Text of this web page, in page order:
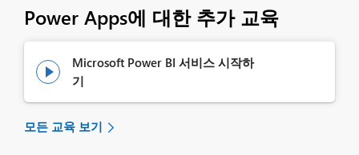
Power Apps에 대한 추가 교육

Microsoft Power BI 서비스 시작하
기
모든 교육 보기